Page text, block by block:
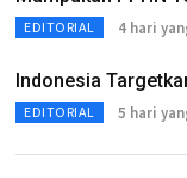
EDITORIAL 4 hari
Indonesia
EDITORIAL 5 hari